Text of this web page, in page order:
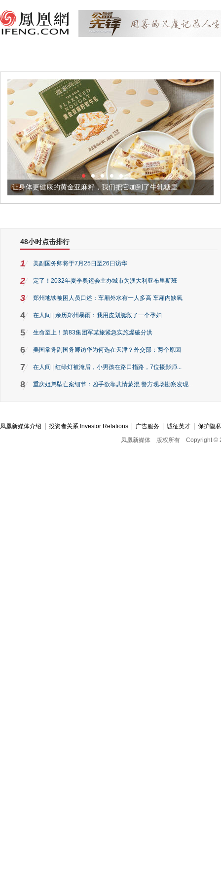
康的黄金亚麻籽，我们把它加到了牛轧糖里 被列入佛家七
48小时点击排行
1 美副国务卿将于7月25日至26日访华
2 定了！2032年夏季奥运会主办城市为澳大利亚布里斯班
3 郑州地铁被困人员口述：车厢外水有一人多高 车厢内缺氧
4 在人间 | 亲历郑州暴雨：我用皮划艇救了一个孕妇
5 生命至上！第83集团军某旅紧急实施爆破分洪
6 美国常务副国务卿访华为何选在天津？外交部：两个原因
7 在人间 | 红绿灯被淹后，小男孩在路口指路，7位摄影师...
8 重庆姐弟坠亡案细节：凶手欲靠悲情蒙混 警方现场勘察发现...
凤凰新媒体介绍 投资者关系 Investor Relations 广告服务 诚征英才
保护隐
凤凰新媒体
版权所有 Copyright ©